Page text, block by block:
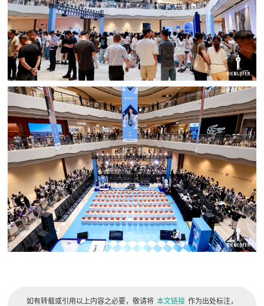
如有转载或引用以上内容之必要，敬请将 本文链接 作为出处标注，